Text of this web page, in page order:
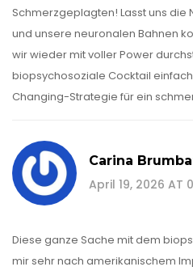
Schmerzgeplagten! Lasst uns die
und unsere neuronalen Bahnen
wir wieder mit voller Power
biopsychosoziale Cocktail
Changing-Strategie für ein
Carina
April 19, 2026 AT
Diese ganze Sache mit dem
mir sehr nach amerikanischem